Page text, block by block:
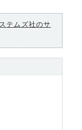
テムズ社のサ